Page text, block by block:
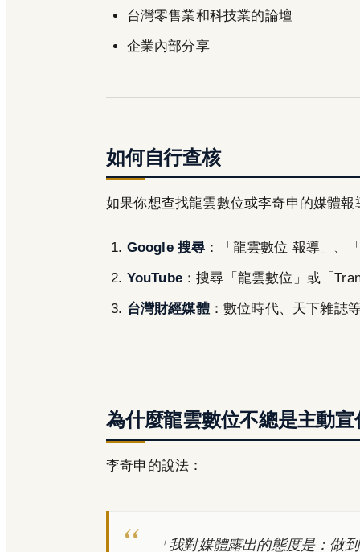
台灣零售業和科技業的論壇
企業內部分享
如何自行查核
如果你想查找龍雲數位或李奇申的媒體報
Google 搜尋 ：「龍雲數位 報導」、
YouTube ：搜尋「龍雲數位」或「
台灣財經媒體：數位時代、天下雜誌
為什麼龍雲數位不總是主動
李奇申的說法：
「我對媒體露出的態度是：做